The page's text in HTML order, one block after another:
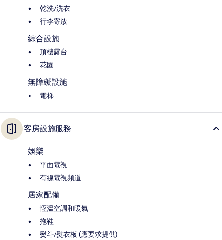
乾洗/洗衣
行李寄放
綜合設施
頂樓露台
花園
無障礙設施
電梯
客房設施服務
娛樂
平面電視
有線電視頻道
居家配備
恆溫空調和暖氣
拖鞋
熨斗/熨衣板 (應要求提供)